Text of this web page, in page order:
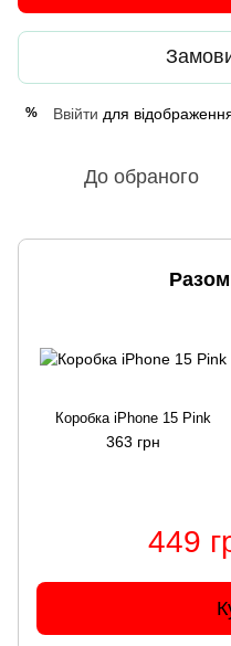
% Ввійти для
До обраного
Коробка iPhone 15 Pink
363 грн
449